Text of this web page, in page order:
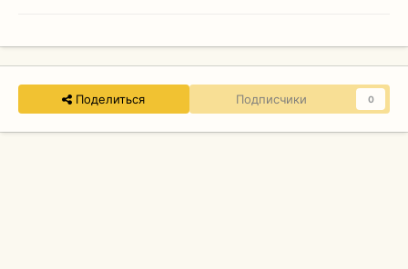
Поделиться Подписчики 0